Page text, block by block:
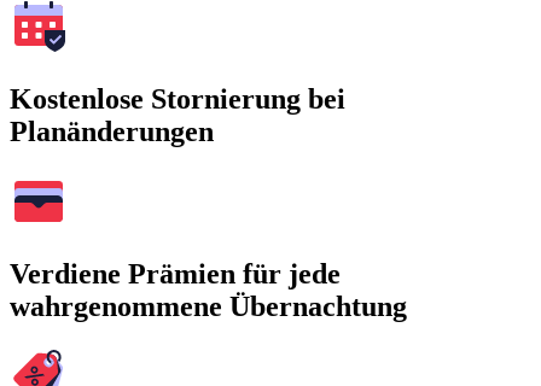
Kostenlose Stornierung bei
Planänderungen
Verdiene Prämien für jede
wahrgenommene Übernachtung